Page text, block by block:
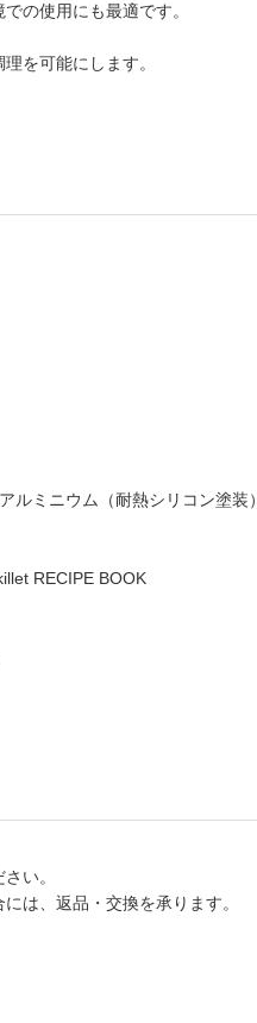
の使用にも最適です。
を可能にします。
ミニウム（耐熱シリコン塗装）
RECIPE BOOK
い。
は、返品・交換を承ります。